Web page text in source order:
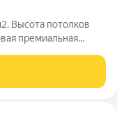
Высота потолков
премиальная
и 41-этажной